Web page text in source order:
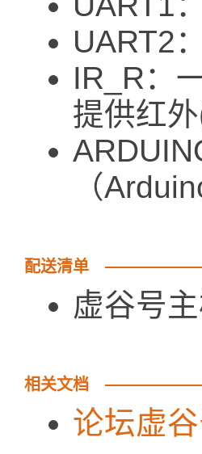
UART2
IR_R：
提供红
（
配送清单
虚谷号
相关文档
论坛虚